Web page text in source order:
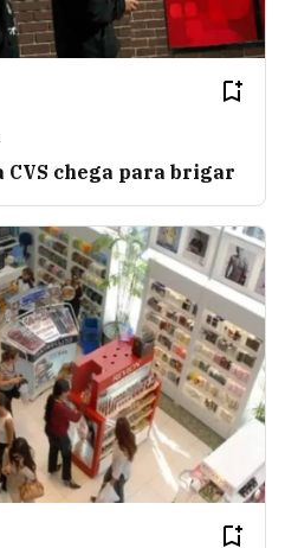
chega para brigar